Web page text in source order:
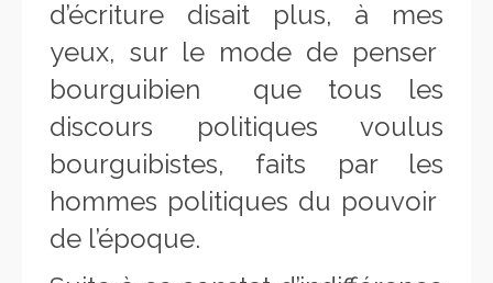
d’écriture disait plus, à mes
yeux, sur le mode de penser
bourguibien que tous les
discours politiques voulus
bourguibistes, faits par les
hommes politiques du pouvoir
de l’époque.